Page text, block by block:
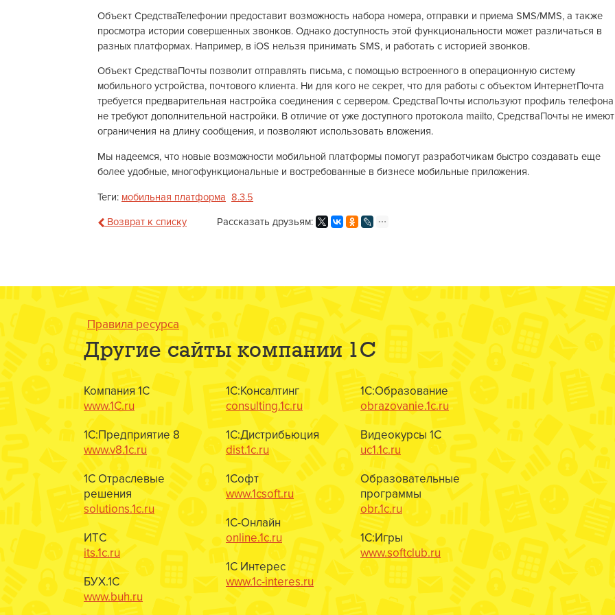
Объект СредстваТелефонии предоставит возможность набора номера, отправки и приема SMS/MMS, а также
просмотра истории совершенных звонков. Однако доступность этой функциональности может различаться в
разных платформах. Например, в iOS нельзя принимать SMS, и работать с историей звонков.
Объект СредстваПочты позволит отправлять письма, с помощью встроенного в операционную систему
мобильного устройства, почтового клиента. Ни для кого не секрет, что для работы с объектом ИнтернетПочта
требуется предварительная настройка соединения с сервером. СредстваПочты используют профиль
не требуют дополнительной настройки. В отличие от уже доступного протокола mailto, СредстваПочты не имеют
ограничения на длину сообщения, и позволяют использовать вложения.
Мы надеемся, что новые возможности мобильной платформы помогут разработчикам быстро создавать еще
более удобные, многофункциональные и востребованные в бизнесе мобильные приложения.
Теги: мобильная платформа 8.3.5
Возврат к списку Рассказать друзьям:
Правила ресурса
Другие сайты компании 1С
Компания 1С
www.1C.ru
1С:Предприятие 8
www.v8.1c.ru
1С Отраслевые
решения
solutions.1c.ru
ИТС
its.1c.ru
БУХ.1С
www.buh.ru
1С:Консалтинг
consulting.1c.ru
1С:Дистрибьюция
dist.1c.ru
1Софт
www.1csoft.ru
1С-Онлайн
online.1c.ru
1С Интерес
www.1c-interes.ru
1С:Образование
obrazovanie.1c.ru
Видеокурсы 1С
uc1.1c.ru
Образовательные
программы
obr.1c.ru
1С:Игры
www.softclub.ru